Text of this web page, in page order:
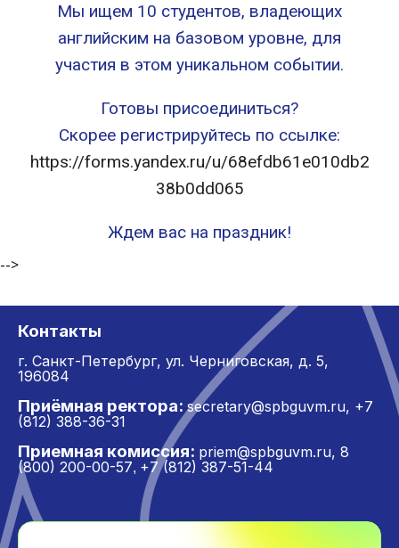
Мы ищем 10 студентов, владеющих
английским на базовом уровне, для
участия в этом уникальном событии.
Готовы присоединиться?
Скорее регистрируйтесь по ссылке:
https://forms.yandex.ru/u/68efdb61e010db2
38b0dd065
Ждем вас на праздник!
-->
Контакты
г. Санкт-Петербург, ул. Черниговская, д. 5,
196084
Приёмная ректора: secretary@spbguvm.ru, +7
(812) 388-36-31
Приемная комиссия: priem@spbguvm.ru, 8
(800) 200-00-57, +7 (812) 387-51-44